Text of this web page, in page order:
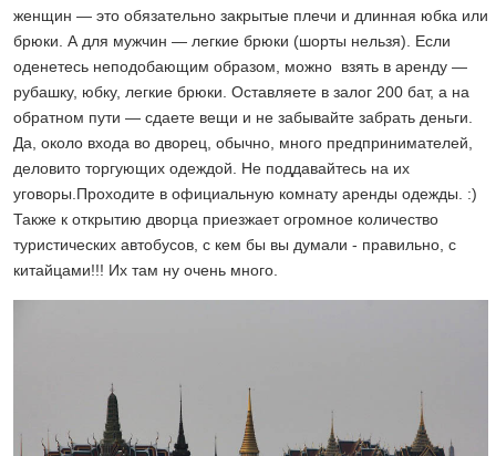
женщин — это обязательно закрытые плечи и длинная юбка или
брюки. А для мужчин — легкие брюки (шорты нельзя). Если
оденетесь неподобающим образом, можно взять в аренду —
рубашку, юбку, легкие брюки. Оставляете в залог 200 бат, а на
обратном пути — сдаете вещи и не забывайте забрать деньги.
Да, около входа во дворец, обычно, много предпринимателей,
деловито торгующих одеждой. Не поддавайтесь на их
уговоры.Проходите в официальную комнату аренды одежды. :)
Также к открытию дворца приезжает огромное количество
туристических автобусов, с кем бы вы думали - правильно, с
китайцами!!! Их там ну очень много.